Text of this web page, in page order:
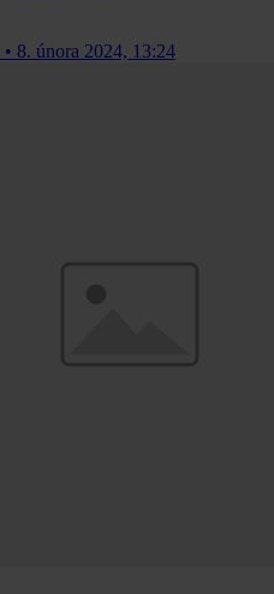
• 8. února 2024, 13:24